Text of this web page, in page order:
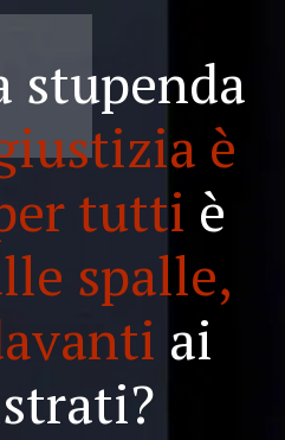
stupenda
è
tutti è
spalle,
ai